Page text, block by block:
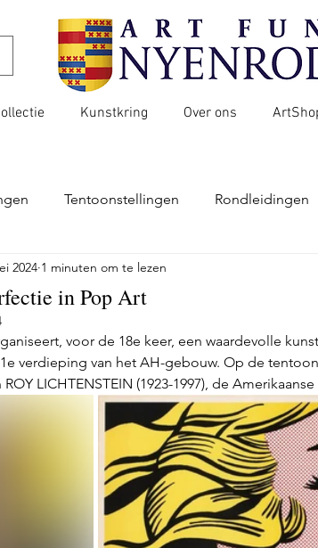
Kunstkring Over ons
Tentoonstellingen Rondleidingen
en landgoed Erfgoed
in Pop Art
2024 1 minuten om te lezen
voor de 18e keer, een waardevolle
verdieping van het AH-gebouw. Op de
LICHTENSTEIN (1923-1997), de